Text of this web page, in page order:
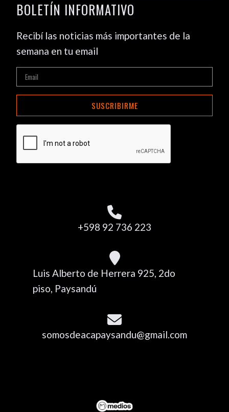
BOLETÍN INFORMATIVO
Recibí las noticias más importantes de la
semana en tu email
SUSCRIBIRME
+598 92 736 223
Luis Alberto de Herrera 925, 2do
piso, Paysandú
somosdeacapaysandu@gmail.com